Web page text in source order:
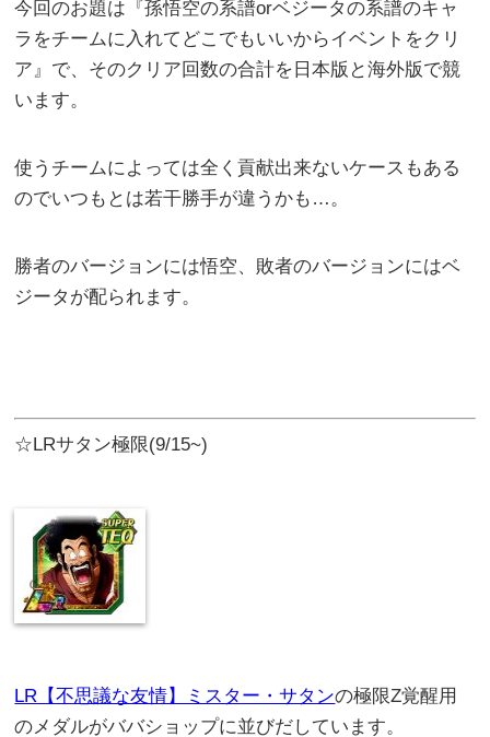
今回のお題は『孫悟空の系譜orベジータの系譜のキャ
ラをチームに入れてどこでもいいからイベントをクリ
ア』で、そのクリア回数の合計を日本版と海外版で競
います。
使うチームによっては全く貢献出来ないケースもある
のでいつもとは若干勝手が違うかも…。
勝者のバージョンには悟空、敗者のバージョンにはベ
ジータが配られます。
☆LRサタン極限(9/15~)
LR【不思議な友情】ミスター・サタンの極限Z覚醒用
のメダルがババショップに並びだしています。